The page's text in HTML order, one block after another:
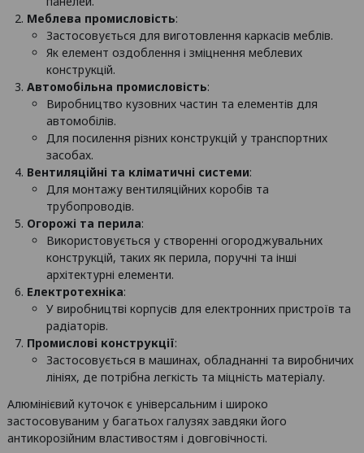
Меблева промисловість:
Застосовується для виготовлення каркасів меблів.
Як елемент оздоблення і зміцнення меблевих
конструкцій.
Автомобільна промисловість:
Виробництво кузовних частин та елементів для
автомобілів.
Для посилення різних конструкцій у транспортних
засобах.
Вентиляційні та кліматичні системи:
Для монтажу вентиляційних коробів та
трубопроводів.
Огорожі та перила:
Використовується у створенні огороджувальних
конструкцій, таких як перила, поручні та інші
архітектурні елементи.
Електротехніка:
У виробництві корпусів для електронних пристроїв та
радіаторів.
Промислові конструкції:
Застосовується в машинах, обладнанні та виробничих
лініях, де потрібна легкість та міцність матеріалу.
Алюмінієвий куточок є універсальним і широко
застосовуваним у багатьох галузях завдяки його
антикорозійним властивостям і довговічності.